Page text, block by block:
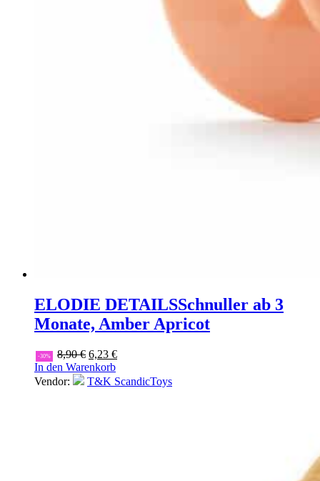
ELODIE DETAILSSchnuller ab 3
Monate, Amber Apricot
-30% 8,90€ Ursprünglicher
Preis
war:
6,23 €Aktueller
ist:
In den Warenkorb
Vendor:
T&K ScandicToys